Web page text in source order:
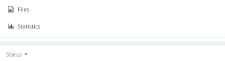
Files
Statistics
Status